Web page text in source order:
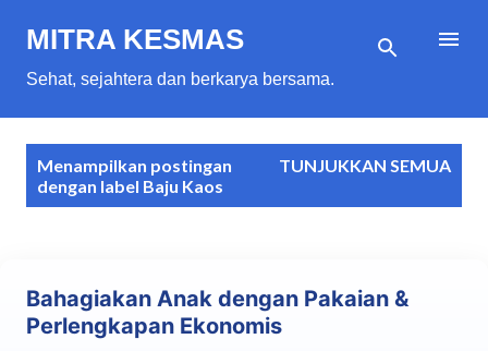
Langsung ke konten utama
MITRA KESMAS
Sehat, sejahtera dan berkarya bersama.
Menampilkan postingan
dengan label Baju Kaos
TUNJUKKAN SEMUA
Bahagiakan Anak dengan Pakaian &
Perlengkapan Ekonomis